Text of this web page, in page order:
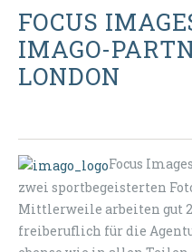
FOCUS
IMAGO-
LONDON
Focus
zwei sportbegeisterten
Mittlerweile arbeiten gut
freiberuflich für die